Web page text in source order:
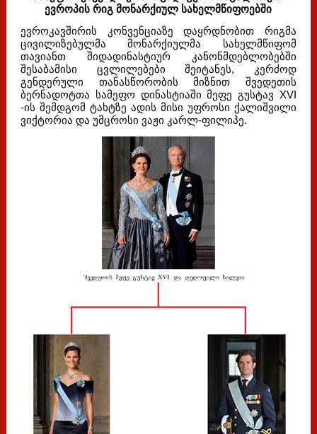
ევროპის რიგ მონარქიულ სახელმწიფოებში
ევროკავშირის კონვენციაზე დაყრდნობით რიგმა
ცივილიზებულმა მონარქიულმა სახელმწიფომ
თავიანთ შიდადინასტიურ კანონმდებლობებში
შესაბამისი ცვლილებები შეიტანეს, კერძოდ
გენდერული თანასწორობის მიზნით შვედეთის
ბერნადოტთა სამეფო დინასტიაში მეფე გუსტავ XVI
-ის შემდგომ ტახტზე ადის მისი უფროსი ქალიშვილი
ვიქტორია და უმცროსი ვაჟი კარლ-ფილიპე.